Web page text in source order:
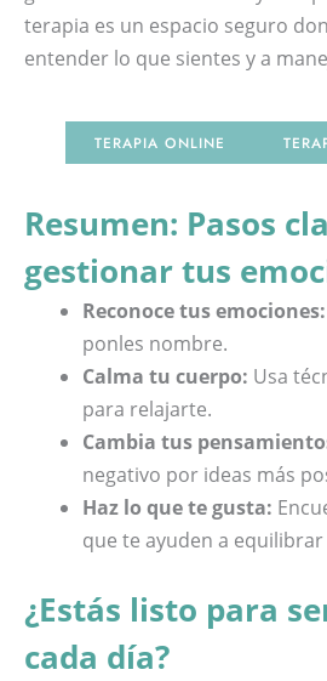
terapia es un espacio seguro
entender lo que sientes y a
TERAPIA ONLINE
Resumen: Pasos
gestionar tus
Reconoce tus emociones:
ponles nombre.
Calma tu cuerpo: Usa
para relajarte.
Cambia tus
negativo por ideas más
Haz lo que te gusta:
que te ayuden a
¿Estás listo para
cada día?